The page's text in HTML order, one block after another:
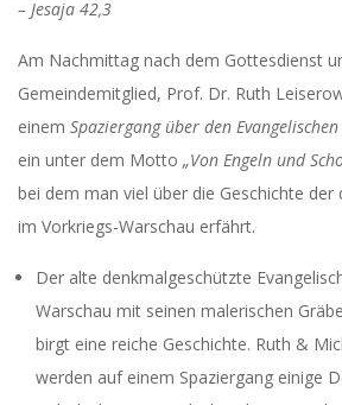
– Jesaja 42,3
Am Nachmittag nach dem Gottesdienst
Gemeindemitglied, Prof. Dr. Ruth
einem Spaziergang über den
ein unter dem Motto „Von Engeln und
bei dem man viel über die Geschichte
im Vorkriegs-Warschau erfährt.
Der alte denkmalgeschützte
Warschau mit seinen malerischen
birgt eine reiche Geschichte. Ruth &
werden auf einem Spaziergang einige